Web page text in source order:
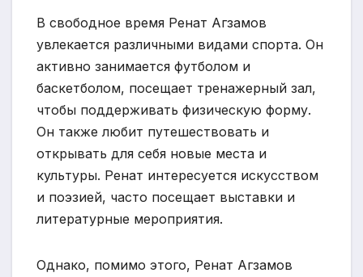
В свободное время Ренат Агзамов
увлекается различными видами спорта. Он
активно занимается футболом и
баскетболом, посещает тренажерный зал,
чтобы поддерживать физическую форму.
Он также любит путешествовать и
открывать для себя новые места и
культуры. Ренат интересуется искусством
и поэзией, часто посещает выставки и
литературные мероприятия.
Однако, помимо этого, Ренат Агзамов